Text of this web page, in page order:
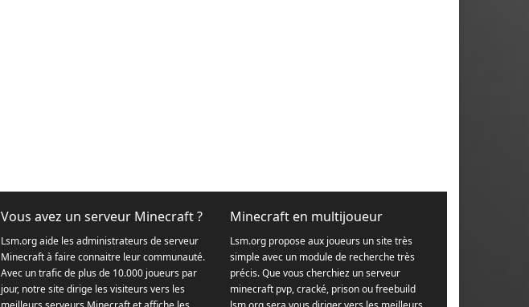
Vous avez un serveur Minecraft ?
Lsm.org aide les administrateurs de serveur
Minecraft à faire connaitre leur communauté.
Avec un trafic de plus de 10.000 joueurs par
jour, notre site dirige les visiteurs vers les
Minecraft en multijoueur
Lsm.org propose aux joueurs un site très
simple avec un module de recherche très
précis. Que vous cherchiez un serveur
minecraft pvp, cracké, prison ou freebuild